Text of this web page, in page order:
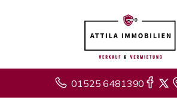
01525 6481390